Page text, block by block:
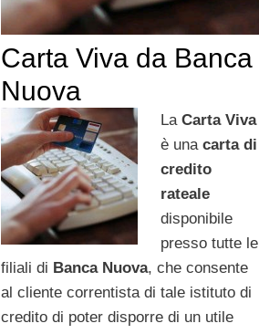
Carta Viva da Banca
Nuova
LaCarta Viva
è unacarta di
credito
rateale
disponibile
presso tutte le
filiali di Banca Nuova, che consente
al cliente correntista di tale istituto di
credito di poter disporre di un utile